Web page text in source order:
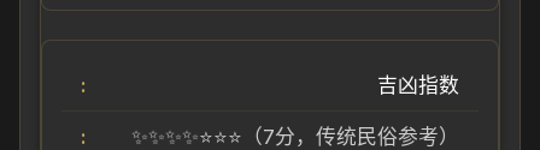
吉凶指数
✨✨✨✨⭐⭐⭐（7分，传统民俗参考）